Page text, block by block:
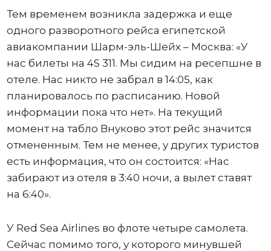
Тем временем возникла задержка и еще
одного разворотного рейса египетской
авиакомпании Шарм-эль-Шейх – Москва: «У
нас билеты на 4S 311. Мы сидим на ресепшне в
отеле. Нас никто не забрал в 14:05, как
планировалось по расписанию. Новой
информации пока что нет». На текущий
момент на табло Внуково этот рейс значится
отмененным. Тем не менее, у других туристов
есть информация, что он состоится: «Нас
забирают из отеля в 3:40 ночи, а вылет ставят
на 6:40».
У Red Sea Airlines во флоте четыре самолета.
Сейчас помимо того, у которого минувшей